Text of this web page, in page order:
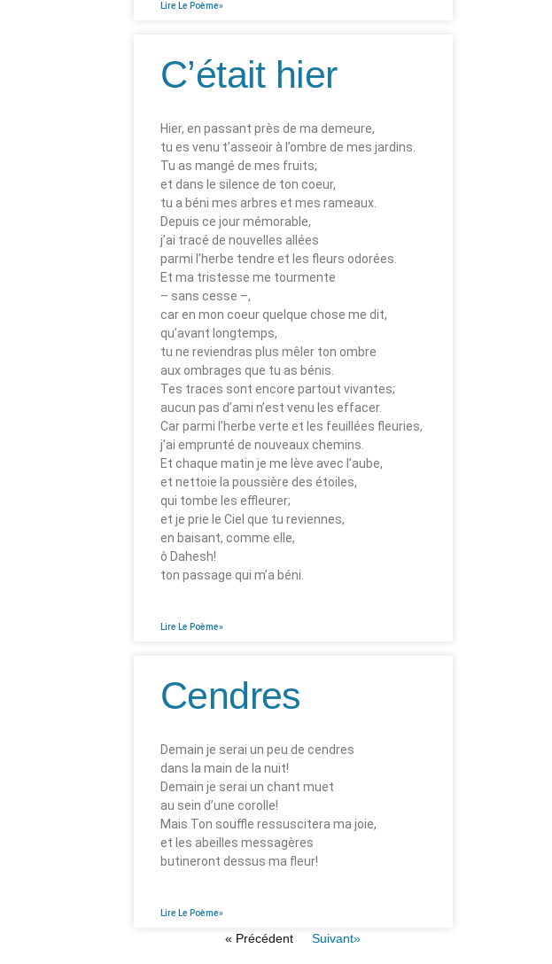
Lire Le Poème»
C’était hier
Hier, en passant près de ma demeure,
tu es venu t’asseoir à l’ombre de mes jardins.
Tu as mangé de mes fruits;
et dans le silence de ton coeur,
tu a béni mes arbres et mes rameaux.
Depuis ce jour mémorable,
j’ai tracé de nouvelles allées
parmi l’herbe tendre et les fleurs odorées.
Et ma tristesse me tourmente
– sans cesse –,
car en mon coeur quelque chose me dit,
qu’avant longtemps,
tu ne reviendras plus mêler ton ombre
aux ombrages que tu as bénis.
Tes traces sont encore partout vivantes;
aucun pas d’ami n’est venu les effacer.
Car parmi l’herbe verte et les feuillées fleuries,
j’ai emprunté de nouveaux chemins.
Et chaque matin je me lève avec l’aube,
et nettoie la poussière des étoiles,
qui tombe les effleurer;
et je prie le Ciel que tu reviennes,
en baisant, comme elle,
ô Dahesh!
ton passage qui m’a béni.
Lire Le Poème»
Cendres
Demain je serai un peu de cendres
dans la main de la nuit!
Demain je serai un chant muet
au sein d’une corolle!
Mais Ton souffle ressuscitera ma joie,
et les abeilles messagères
butineront dessus ma fleur!
Lire Le Poème»
« Précédent Suivant»